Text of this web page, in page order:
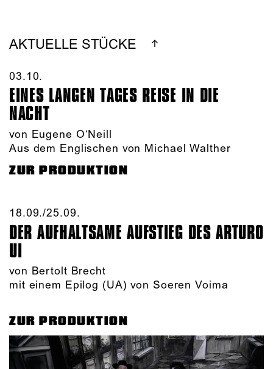
AKTUELLE STÜCKE
03.10.​
EINES LANGEN TAGES REISE IN DIE
NACHT
von Eugene O‘Neill
Aus dem Englischen von Michael Walther
ZUR PRODUKTION
18.09./​25.09.​
DER AUFHALTSAME AUFSTIEG DES ARTURO
UI
von Bertolt Brecht
mit einem Epilog (UA) von Soeren Voima
ZUR PRODUKTION